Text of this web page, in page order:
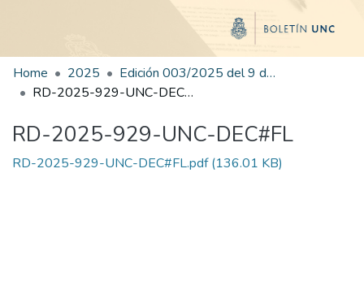
Home 2025
Edición 003/2025 del 9 de junio de 2025
RD-2025-929-UNC-DEC#FL
RD-2025-929-UNC-DEC#FL
RD-2025-929-UNC-DEC#FL.pdf(136.01 KB)